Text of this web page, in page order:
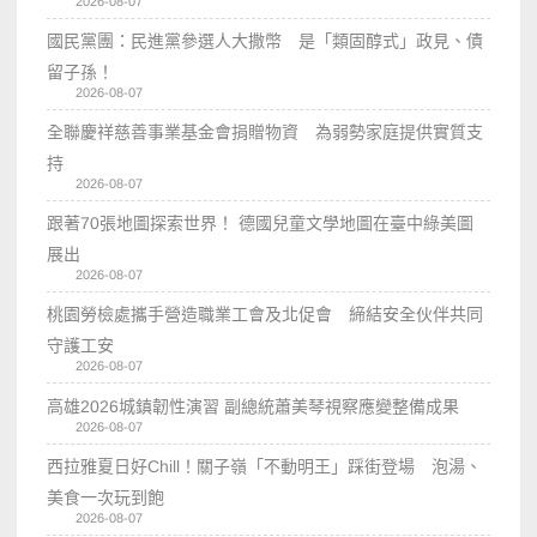
國民黨團：民進黨參選人大撒幣 是「類固醇式」政見、債
留子孫！
2026-08-07
全聯慶祥慈善事業基金會捐贈物資 為弱勢家庭提供實質支
持
2026-08-07
跟著70張地圖探索世界！ 德國兒童文學地圖在臺中綠美圖
展出
2026-08-07
桃園勞檢處攜手營造職業工會及北促會 締結安全伙伴共同
守護工安
2026-08-07
高雄2026城鎮韌性演習 副總統蕭美琴視察應變整備成果
2026-08-07
西拉雅夏日好Chill！關子嶺「不動明王」踩街登場 泡湯、
美食一次玩到飽
2026-08-07